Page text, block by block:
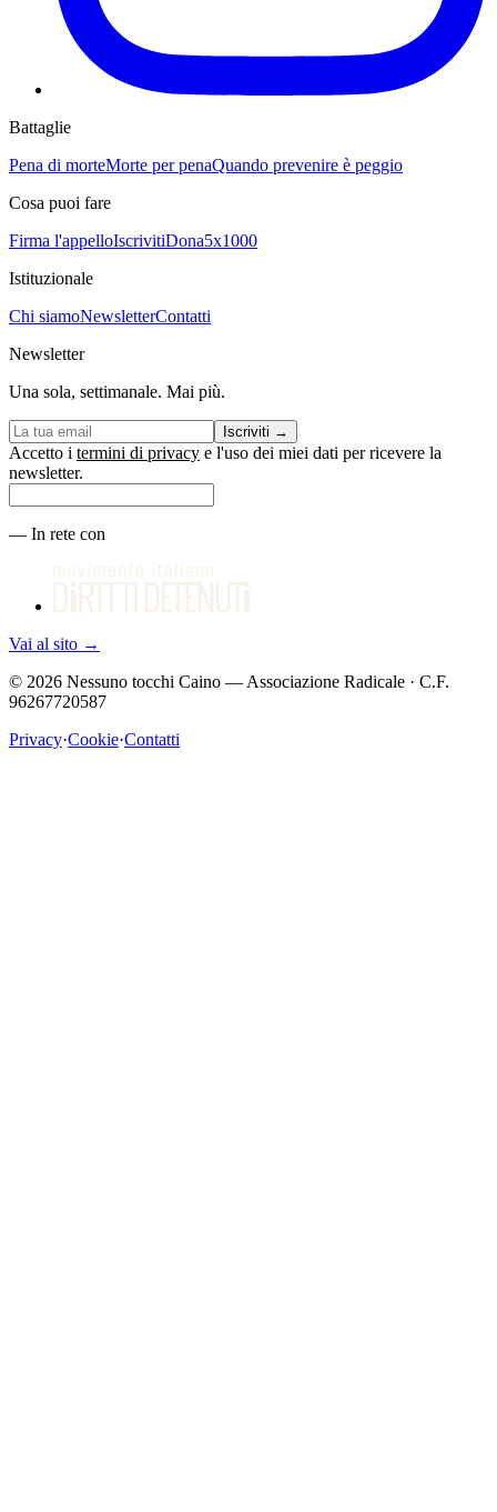
Battaglie
Pena di morteMorte per penaQuando prevenire è peggio
Cosa puoi fare
Firma l'appelloIscrivitiDona5x1000
Istituzionale
Chi siamoNewsletterContatti
Newsletter
Una sola, settimanale. Mai più.
Iscriviti →
Accetto i termini di privacy e l'uso dei miei dati per ricevere la
newsletter.
— In rete con
Vai al sito →
© 2026 Nessuno tocchi Caino — Associazione Radicale · C.F.
96267720587
Privacy·Cookie·Contatti